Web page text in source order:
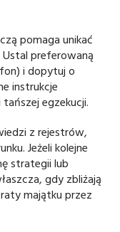
pomaga unikać
preferowaną
i dopytuj o
instrukcje
egzekucji.
z rejestrów,
Jeżeli kolejne
strategii lub
gdy zbliżają
majątku przez